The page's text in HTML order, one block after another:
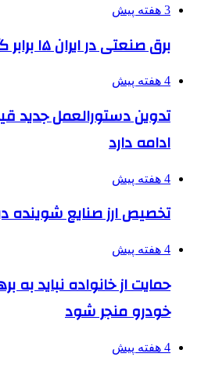
3 هفته پیش
برق صنعتی در ایران ۱۵ برابر گران‌تر از خانگی است
4 هفته پیش
تدوین دستورالعمل جدید
ادامه دارد
4 هفته پیش
تخصیص ارز صنایع شوینده
4 هفته پیش
حمایت از خانواده نباید به
خودرو منجر شود
4 هفته پیش